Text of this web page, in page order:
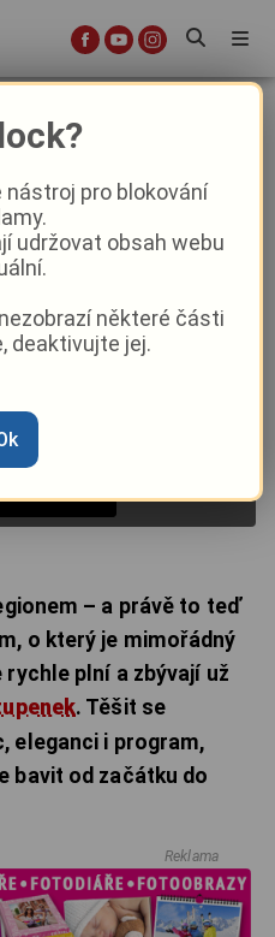
Ples ZAK TV
– a právě to teď
o který je mimořádný
plní a zbývají už
. Těšit se
eleganci i program,
bavit od začátku do
Reklama
nástroj pro blokování
udržovat obsah webu
některé části
deaktivujte jej.